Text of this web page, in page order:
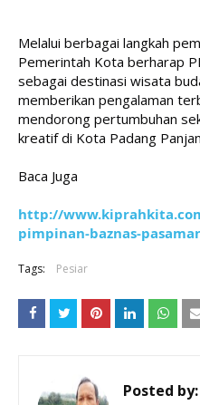
Melalui berbagai langkah
Pemerintah Kota berharap
sebagai destinasi wisata
memberikan pengalaman
mendorong pertumbuhan
kreatif di Kota Padang
Baca Juga
http://
pimpinan-baznas-
Tags: Pesiar
Posted by: